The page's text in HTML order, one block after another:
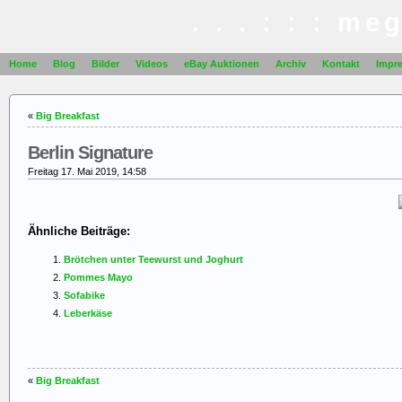
Home Blog Bilder Videos eBay Auktionen Archiv Kontakt
« Big Breakfast
Berlin Signature
Freitag 17. Mai 2019, 14:58
Ähnliche Beiträge:
Brötchen unter Teewurst und Joghurt
Pommes Mayo
Sofabike
Leberkäse
« Big Breakfast